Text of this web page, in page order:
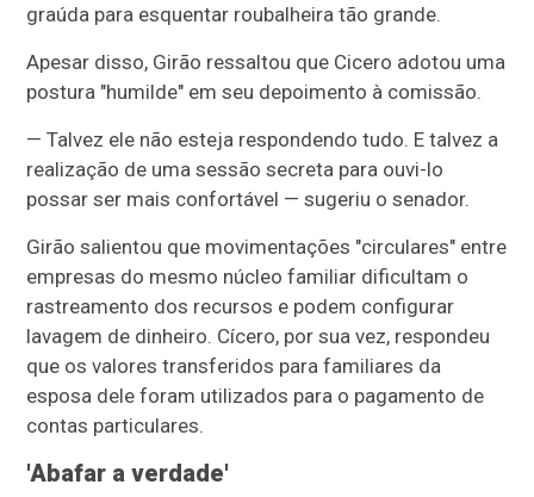
graúda para esquentar roubalheira tão grande.
Apesar disso, Girão ressaltou que Cicero adotou uma
postura "humilde" em seu depoimento à comissão.
— Talvez ele não esteja respondendo tudo. E talvez a
realização de uma sessão secreta para ouvi-lo
possar ser mais confortável — sugeriu o senador.
Girão salientou que movimentações "circulares" entre
empresas do mesmo núcleo familiar dificultam o
rastreamento dos recursos e podem configurar
lavagem de dinheiro. Cícero, por sua vez, respondeu
que os valores transferidos para familiares da
esposa dele foram utilizados para o pagamento de
contas particulares.
'Abafar a verdade'